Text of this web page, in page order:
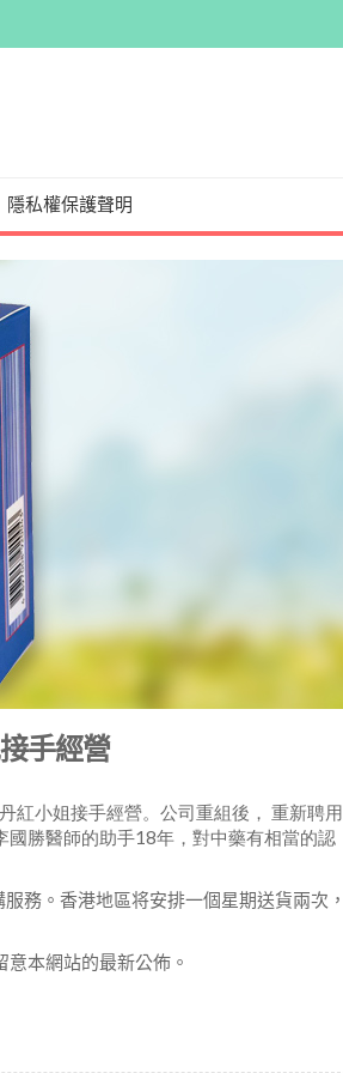
隱私權保護聲明
手經營
紅小姐接手經營。公司重組後， 重新聘用
勝醫師的助手18年，對中藥有相當的認
務。香港地區将安排一個星期送貨兩次，
本網站的最新公佈。